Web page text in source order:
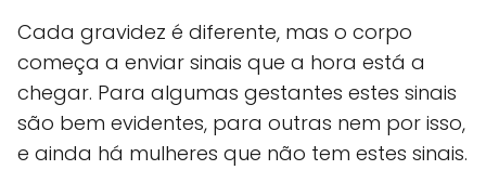
Cada gravidez é diferente, mas o corpo
começa a enviar sinais que a hora está a
chegar. Para algumas gestantes estes sinais
são bem evidentes, para outras nem por isso,
e ainda há mulheres que não tem estes sinais.